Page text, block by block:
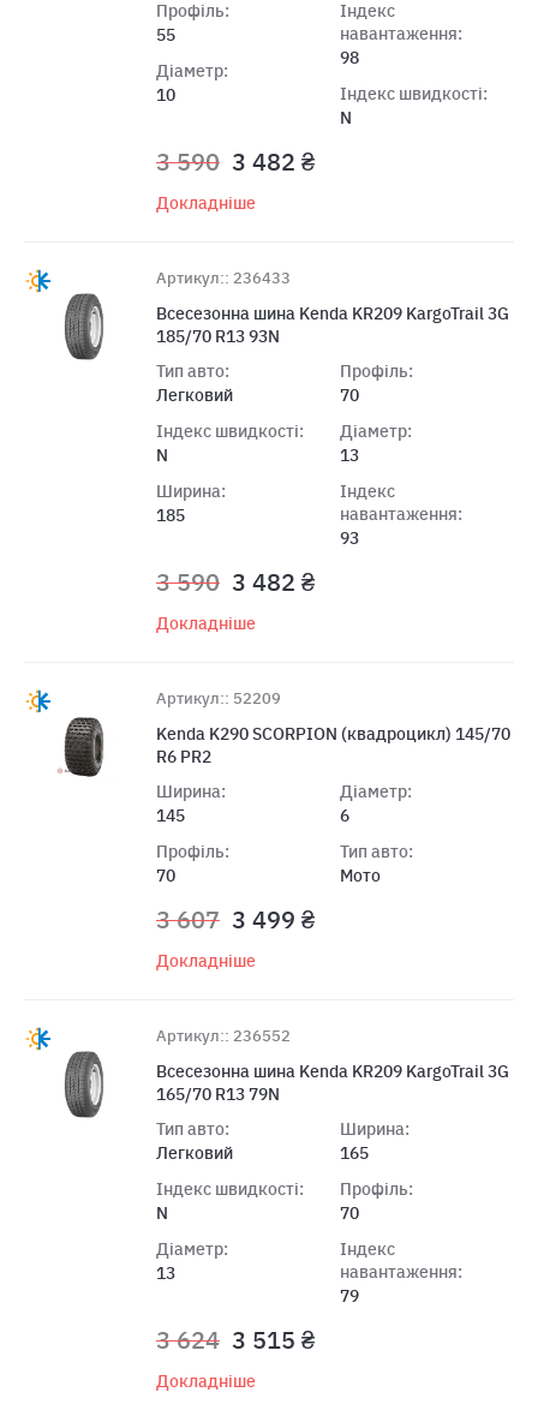
Профіль:
55
Діаметр:
10
Індекс
навантаження:
98
Індекс швидкості:
N
3 590 3 482 ₴
Докладніше
Артикул:: 236433
Всесезонна шина Kenda KR209 KargoTrail 3G
185/70 R13 93N
Тип авто:
Легковий
Індекс швидкості:
N
Ширина:
185
Профіль:
70
Діаметр:
13
Індекс
навантаження:
93
3 590 3 482 ₴
Докладніше
Артикул:: 52209
Kenda K290 SCORPION (квадроцикл) 145/70
R6 PR2
Ширина:
145
Профіль:
70
Діаметр:
6
Тип авто:
Мото
3 607 3 499 ₴
Докладніше
Артикул:: 236552
Всесезонна шина Kenda KR209 KargoTrail 3G
165/70 R13 79N
Тип авто:
Легковий
Індекс швидкості:
N
Діаметр:
13
Ширина:
165
Профіль:
70
Індекс
навантаження:
79
3 624 3 515 ₴
Докладніше